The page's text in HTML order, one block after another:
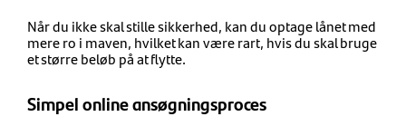
Når du ikke skal stille sikkerhed, kan du optage lånet med
mere ro i maven, hvilket kan være rart, hvis du skal bruge
et større beløb på at flytte.
Simpel online ansøgningsproces